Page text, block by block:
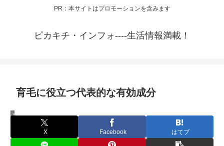
PR：本サイトはプロモーションを含みます
ピカキチ・インフォ----生活情報満載！
育毛に役立つ代表的な有効成分
育毛剤配合成分
X Facebook はてブ